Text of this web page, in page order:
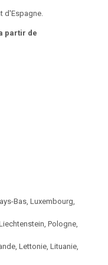
d'Espagne.
partir de
Bas, Luxembourg,
Pologne,
Lettonie, Lituanie,